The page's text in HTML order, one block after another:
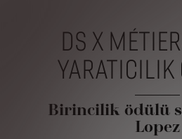
DS X
YARATICILIK
Birincilik ödülü
Lopez